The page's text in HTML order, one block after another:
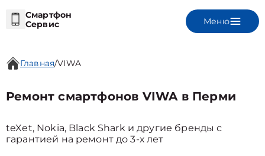
Смартфон
Сервис
Меню
Главная/VIWA
Ремонт смартфонов VIWA в Перми
teXet, Nokia, Black Shark и другие бренды с
гарантией на ремонт до 3-х лет